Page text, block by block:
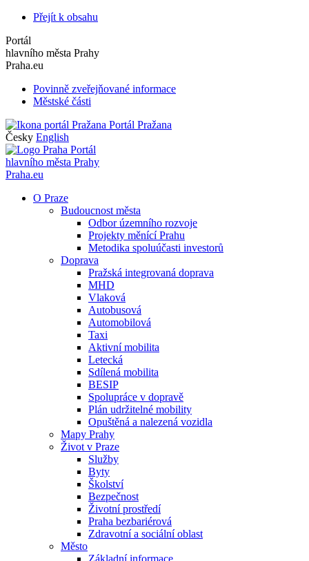
Přejít k obsahu
Portál
hlavního města Prahy
Praha.eu
Povinně zveřejňované informace
Městské části
Portál Pražana
Česky English
Portál
hlavního města Prahy
Praha.eu
O Praze
Budoucnost města
Odbor územního rozvoje
Projekty měnící Prahu
Metodika spoluúčasti investorů
Doprava
Pražská integrovaná doprava
MHD
Vlaková
Autobusová
Automobilová
Taxi
Aktivní mobilita
Letecká
Sdílená mobilita
BESIP
Spolupráce v dopravě
Plán udržitelné mobility
Opuštěná a nalezená vozidla
Mapy Prahy
Život v Praze
Služby
Byty
Školství
Bezpečnost
Životní prostředí
Praha bezbariérová
Zdravotní a sociální oblast
Město
Základní informace